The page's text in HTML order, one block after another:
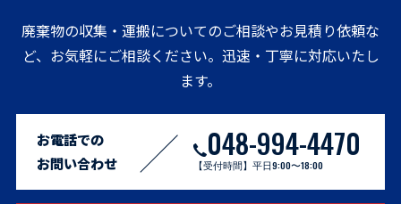
廃棄物の収集・運搬についてのご相談やお見積り依頼な
ど、お気軽にご相談ください。迅速・丁寧に対応いたし
ます。
お電話での
お問い合わせ
048-994-4470
【受付時間】平日9:00〜18:00